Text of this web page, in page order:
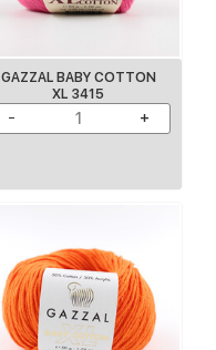
GAZZAL BABY COTTON
XL 3415